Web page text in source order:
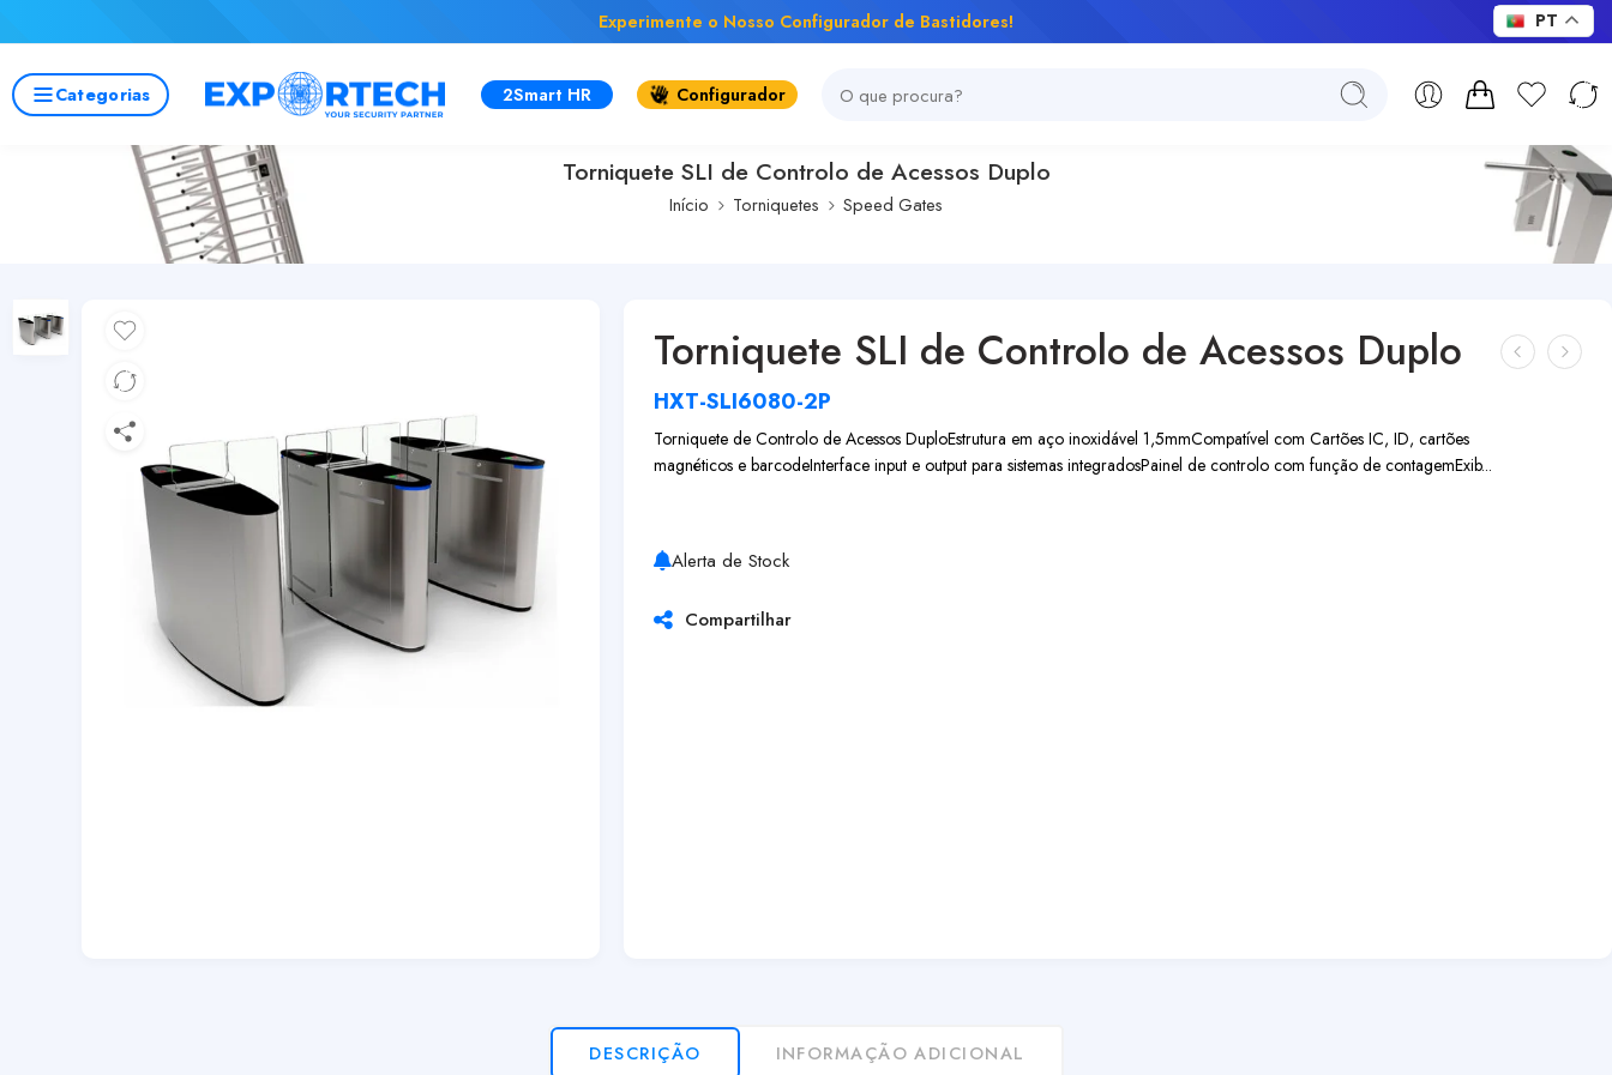
Experimente o Nosso Configurador de Bastidores!
Categorias 2Smart HR Configurador
Torniquete SLI de Controlo de Acessos Duplo
Início Torniquetes Speed Gates
Torniquete SLI de Controlo de Acessos Duplo
HXT-SLI6080-2P
Torniquete de Controlo de Acessos DuploEstrutura em aço inoxidável 1,5mmCompatível com Cartões IC, ID, cartões
magnéticos e barcodeInterface input e output para sistemas integradosPainel de controlo com função de contagemExib...
Alerta de Stock
Compartilhar
DESCRIÇÃO INFORMAÇÃO ADICIONAL
PT